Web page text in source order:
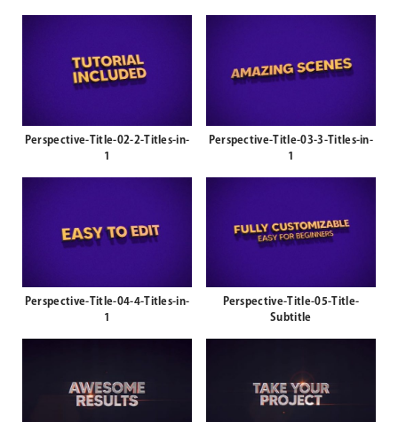
Perspective-Title-02-2-Titles-in-
1
Perspective-Title-03-3-Titles-in-
1
Perspective-Title-04-4-Titles-in-
1
Perspective-Title-05-Title-
Subtitle